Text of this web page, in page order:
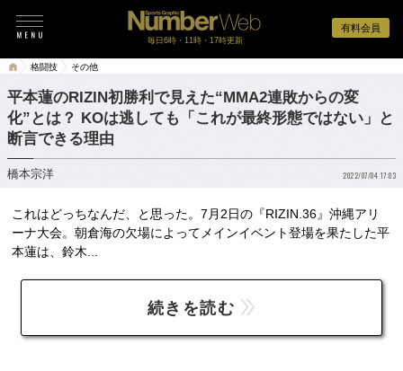
有料会員
毎日6時・11時・17時更新
格闘技 その他
平本蓮のRIZIN初勝利で見えた“MMA2連敗からの変
化”とは？ KOは逃しても「これが最終形態ではない」と
断言できる理由
橋本宗洋 2022/07/04 17:03
これはどっちなんだ、と思った。7月2日の『RIZIN.36』沖縄アリ
ーナ大会。朝倉海の欠場によってメインイベント登場を果たした平
本蓮は、鈴木...
続きを読む